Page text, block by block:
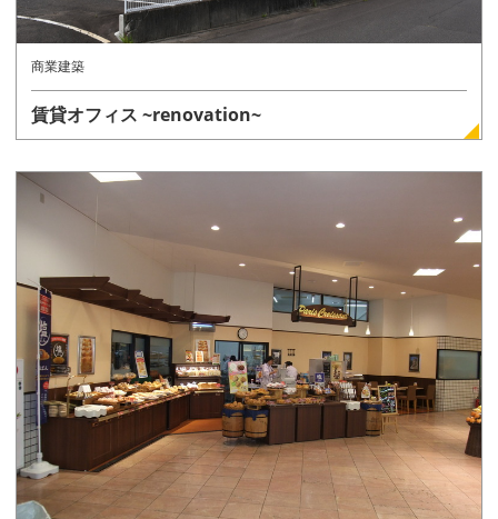
商業建築
賃貸オフィス ~renovation~
詳しく見る